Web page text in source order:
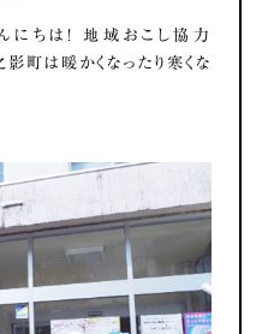
ちは！ 地域おこし協力
町は暖かくなったり寒くな